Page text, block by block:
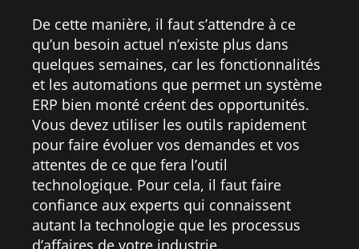
De cette manière, il faut s’attendre à ce
qu’un besoin actuel n’existe plus dans
quelques semaines, car les fonctionnalités
et les automations que permet un système
ERP bien monté créent des opportunités.
Vous devez utiliser les outils rapidement
pour faire évoluer vos demandes et vos
attentes de ce que fera l’outil
technologique. Pour cela, il faut faire
confiance aux experts qui connaissent
autant la technologie que les processus
d’affaires de votre industrie.